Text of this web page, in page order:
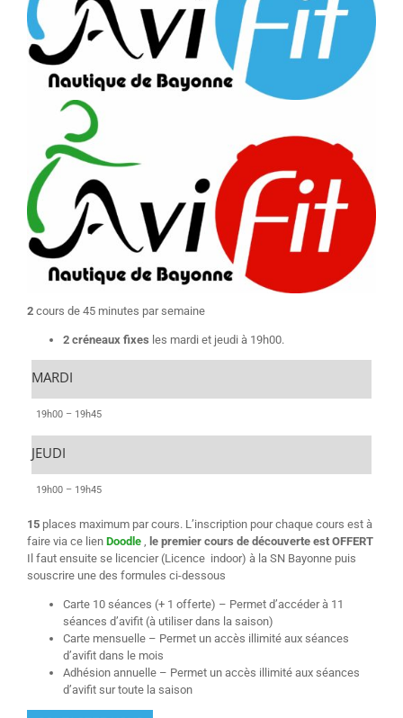
2 cours de 45 minutes par semaine
2 créneaux fixes les mardi et jeudi à 19h00.
MARDI
19h00 – 19h45
JEUDI
19h00 – 19h45
15 places maximum par cours. L’inscription pour chaque cours est à
faire via ce lien Doodle
le premier cours de découverte est OFFERT
Il faut ensuite se licencier (Licence indoor) à la SN Bayonne puis
souscrire une des formules ci-dessous
Carte 10 séances (+ 1 offerte) – Permet d’accéder à 11
séances d’avifit (à utiliser dans la saison)
Carte mensuelle – Permet un accès illimité aux séances
d’avifit dans le mois
Adhésion annuelle – Permet un accès illimité aux séances
d’avifit sur toute la saison